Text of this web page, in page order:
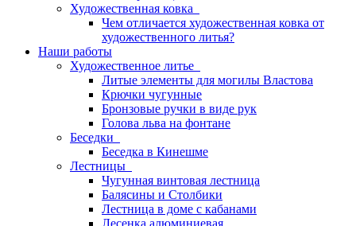
Художественная ковка
Чем отличается художественная ковка от
художественного литья?
Наши работы
Художественное литье
Литые элементы для могилы Властова
Крючки чугунные
Бронзовые ручки в виде рук
Голова льва на фонтане
Беседки
Беседка в Кинешме
Лестницы
Чугунная винтовая лестница
Балясины и Столбики
Лестница в доме с кабанами
Лесенка алюминиевая